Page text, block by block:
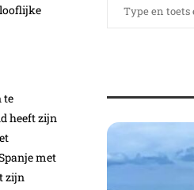
te
heeft zijn
met
zijn